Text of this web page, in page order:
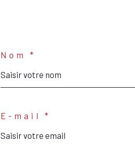
Nom *
E-mail *